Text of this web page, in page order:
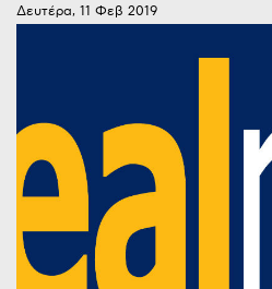
Δευτέρα, 11 Φεβ 2019